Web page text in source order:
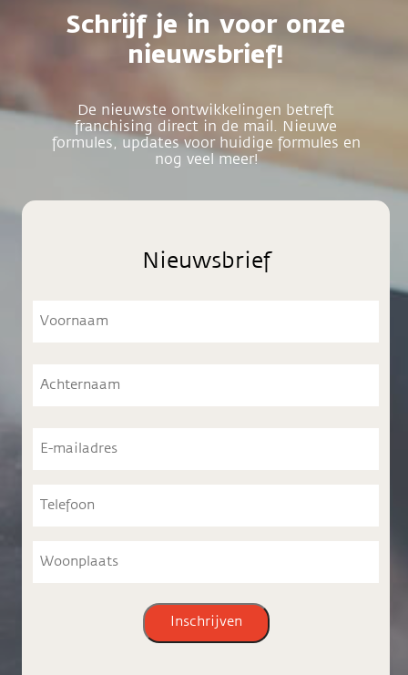
Schrijf je in voor onze
nieuwsbrief!
De nieuwste ontwikkelingen betreft
franchising direct in de mail. Nieuwe
formules, updates voor huidige formules en
nog veel meer!
Nieuwsbrief
mailadres
Inschrijven